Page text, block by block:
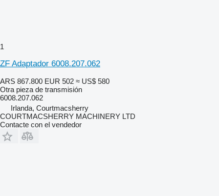
1
ZF Adaptador 6008.207.062
ARS 867.800 EUR 502 ≈ US$ 580
Otra pieza de transmisión
6008.207.062
Irlanda, Courtmacsherry
COURTMACSHERRY MACHINERY LTD
Contacte con el vendedor